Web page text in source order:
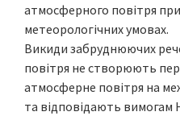
атмосферного повітря
метеорологічних умовах.
Викиди забруднюючих
повітря не створюють
атмосферне повітря на
та відповідають вимогам